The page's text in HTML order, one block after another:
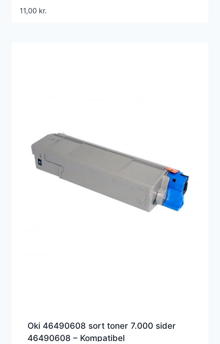
11,00 kr.
Oki 46490608 sort toner 7.000 sider
46490608 – Kompatibel